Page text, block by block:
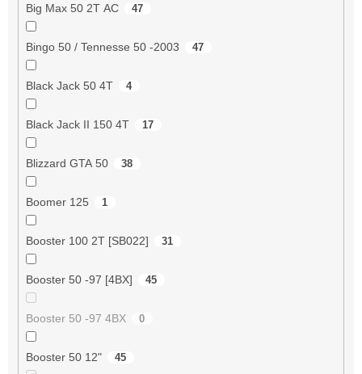
Big Max 50 2T AC 47
Bingo 50 / Tennesse 50 -2003 47
Black Jack 50 4T 4
Black Jack II 150 4T 17
Blizzard GTA 50 38
Boomer 125 1
Booster 100 2T [SB022] 31
Booster 50 -97 [4BX] 45
Booster 50 -97 4BX 0
Booster 50 12" 45